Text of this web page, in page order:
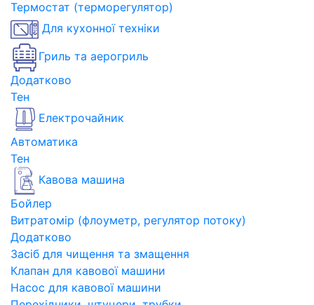
Термостат (терморегулятор)
Для кухонної техніки
Гриль та аерогриль
Додатково
Тен
Електрочайник
Автоматика
Тен
Кавова машина
Бойлер
Витратомір (флоуметр, регулятор потоку)
Додатково
Засіб для чищення та змащення
Клапан для кавової машини
Насос для кавової машини